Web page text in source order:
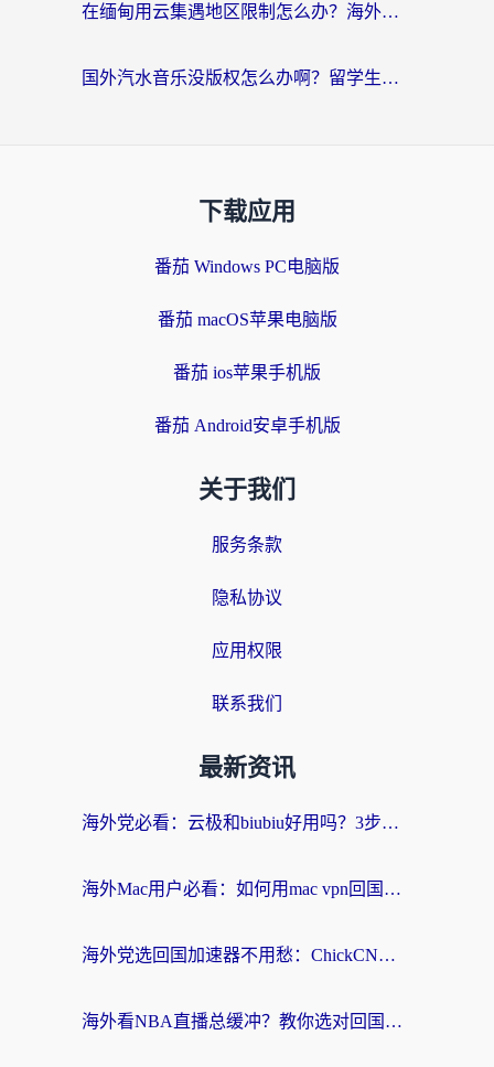
在缅甸用云集遇地区限制怎么办？海外党亲测有效解决方案来了！
国外汽水音乐没版权怎么办啊？留学生亲测有效的回国加速攻略
下载应用
番茄 Windows PC电脑版
番茄 macOS苹果电脑版
番茄 ios苹果手机版
番茄 Android安卓手机版
关于我们
服务条款
隐私协议
应用权限
联系我们
最新资讯
海外党必看：云极和biubiu好用吗？3步选对回国加速器，无缝刷国内剧玩手游
海外Mac用户必看：如何用mac vpn回国实现无缝刷国内剧玩国服？
海外党选回国加速器不用愁：ChickCN和SpeedCN好用吗？实测对比+避坑指南
海外看NBA直播总缓冲？教你选对回国加速器，无缝看球还能刷国内剧